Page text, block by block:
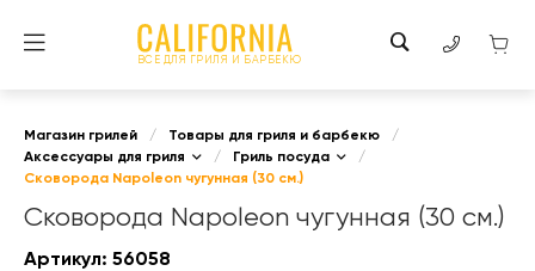
ВСЕ ДЛЯ ГРИЛЯ И БАРБЕКЮ
Магазин грилей / Товары для гриля и барбекю
/
Аксессуары для гриля
/ Гриль посуда
/
Сковорода Napoleon чугунная (30 см.)
Сковорода Napoleon чугунная (30 см.)
Артикул: 56058